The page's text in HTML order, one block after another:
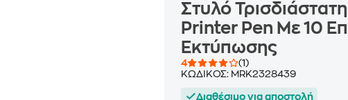
Στυλό
Printer Pen Με 10
Εκτύπωσης
4
(1)
ΚΩΔΙΚΟΣ: MRK2328439
Διαθέσιμο για αποστολή